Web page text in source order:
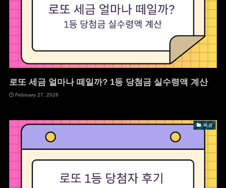
로또 세금 얼마나 떼일까? 1등 당첨금 실수령액 계산
February 27, 2026
복권